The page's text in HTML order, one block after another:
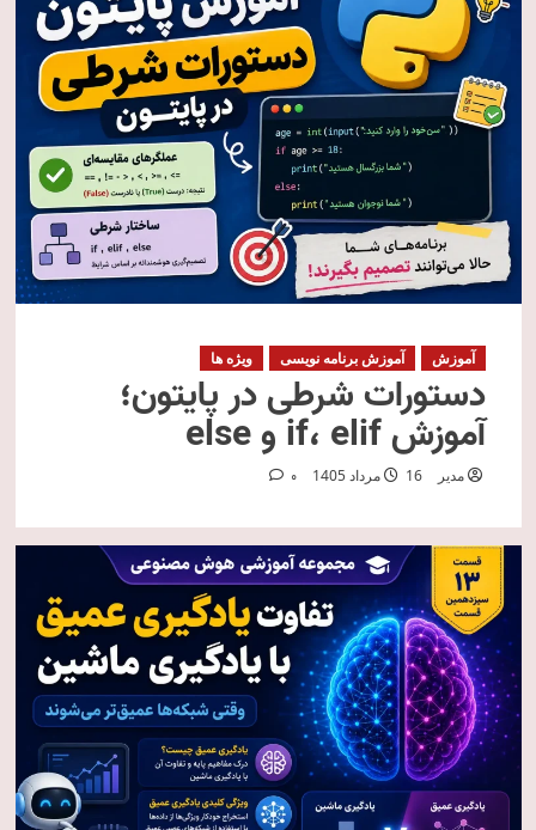
آموزش آموزش برنامه نویسی ویژه ها
دستورات شرطی در پایتون؛
آموزش if، elif و else
مدیر 16 مرداد 1405 0